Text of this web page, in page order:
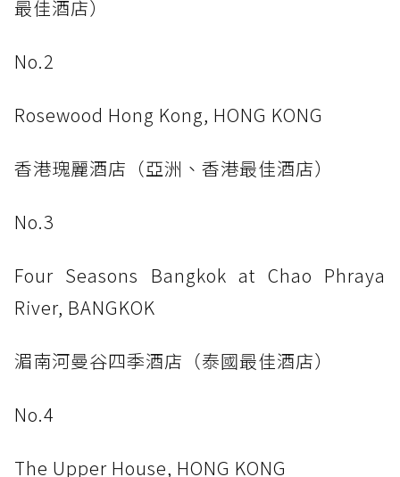
最佳酒店）
No.2
Rosewood Hong Kong, HONG KONG
香港瑰麗酒店（亞洲、香港最佳酒店）
No.3
Four Seasons Bangkok at Chao Phraya
River, BANGKOK
湄南河曼谷四季酒店（泰國最佳酒店）
No.4
The Upper House, HONG KONG